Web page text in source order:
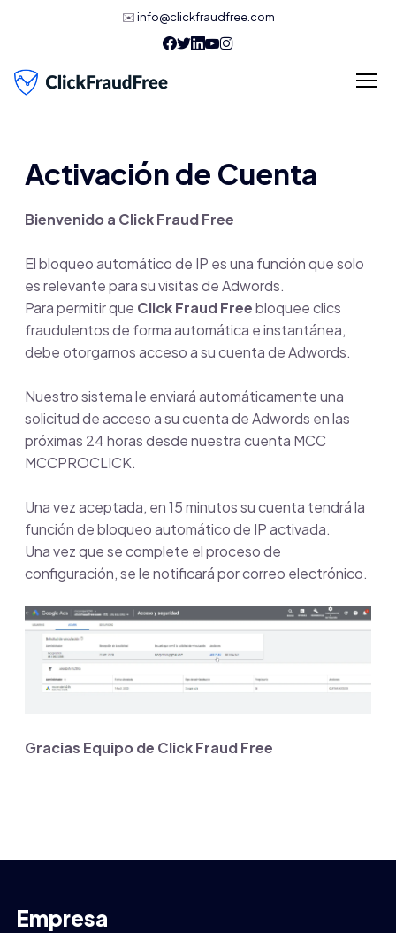
✉️info@clickfraudfree.com
Activación de Cuenta
Bienvenido a Click Fraud Free
El bloqueo automático de IP es una función que solo
es relevante para su visitas de Adwords.
Para permitir que Click Fraud Freebloquee clics
fraudulentos de forma automática e instantánea,
debe otorgarnos acceso a su cuenta de Adwords.
Nuestro sistema le enviará automáticamente una
solicitud de acceso a su cuenta de Adwords en las
próximas 24 horas desde nuestra cuenta MCC
MCCPROCLICK.
Una vez aceptada, en 15 minutos su cuenta tendrá la
función de bloqueo automático de IP activada.
Una vez que se complete el proceso de
configuración, se le notificará por correo electrónico.
Gracias Equipo de Click Fraud Free
Empresa